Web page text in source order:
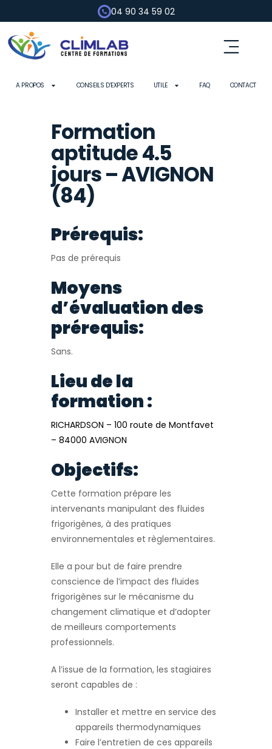
04 90 34 59 02
A PROPOS CONSEILS D’EXPERTS UTILE FAQ CONTACT
Formation
aptitude 4.5
jours – AVIGNON
(84)
Prérequis:
Pas de prérequis
Moyens
d’évaluation des
prérequis:
Sans.
Lieu de la
formation :
RICHARDSON – 100 route de Montfavet
– 84000 AVIGNON
Objectifs:
Cette formation prépare les
intervenants manipulant des fluides
frigorigènes, à des pratiques
environnementales et règlementaires.
Elle a pour but de faire prendre
conscience de l’impact des fluides
frigorigènes sur le mécanisme du
changement climatique et d’adopter
de meilleurs comportements
professionnels.
A l’issue de la formation, les stagiaires
seront capables de :
Installer et mettre en service des
appareils thermodynamiques
Faire l’entretien de ces appareils